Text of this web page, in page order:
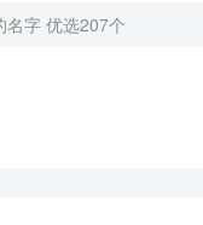
名字 优选207个